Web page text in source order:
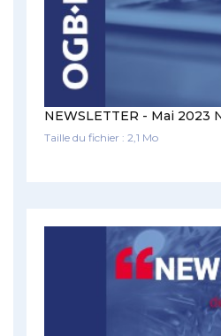
NEWSLETTER - Mai 2023
Taille du fichier : 2,1 Mo